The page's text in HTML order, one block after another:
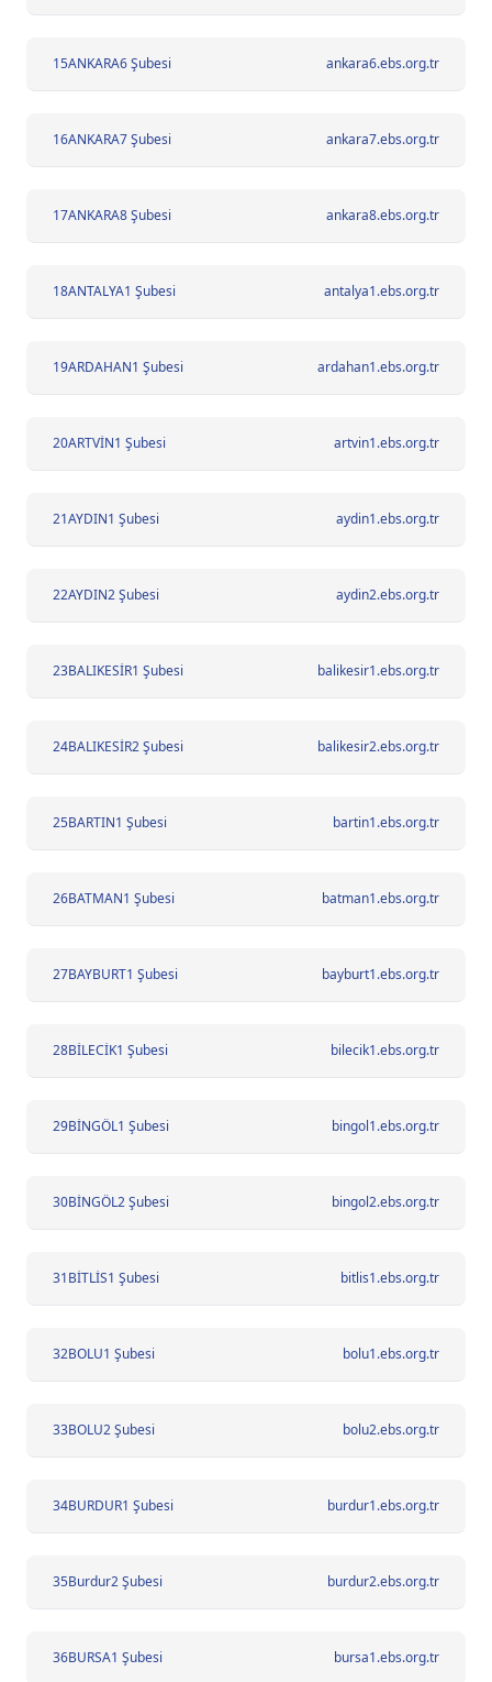
15ANKARA6 Şubesi ankara6.ebs.org.tr
16ANKARA7 Şubesi ankara7.ebs.org.tr
17ANKARA8 Şubesi ankara8.ebs.org.tr
18ANTALYA1 Şubesi antalya1.ebs.org.tr
19ARDAHAN1 Şubesi ardahan1.ebs.org.tr
20ARTVİN1 Şubesi artvin1.ebs.org.tr
21AYDIN1 Şubesi aydin1.ebs.org.tr
22AYDIN2 Şubesi aydin2.ebs.org.tr
23BALIKESİR1 Şubesi balikesir1.ebs.org.tr
24BALIKESİR2 Şubesi balikesir2.ebs.org.tr
25BARTIN1 Şubesi bartin1.ebs.org.tr
26BATMAN1 Şubesi batman1.ebs.org.tr
27BAYBURT1 Şubesi bayburt1.ebs.org.tr
28BİLECİK1 Şubesi bilecik1.ebs.org.tr
29BİNGÖL1 Şubesi bingol1.ebs.org.tr
30BİNGÖL2 Şubesi bingol2.ebs.org.tr
31BİTLİS1 Şubesi bitlis1.ebs.org.tr
32BOLU1 Şubesi bolu1.ebs.org.tr
33BOLU2 Şubesi bolu2.ebs.org.tr
34BURDUR1 Şubesi burdur1.ebs.org.tr
35Burdur2 Şubesi burdur2.ebs.org.tr
36BURSA1 Şubesi bursa1.ebs.org.tr